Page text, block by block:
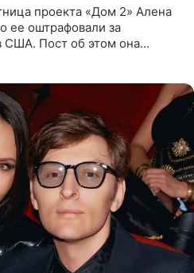
проекта «Дом 2» Алена
ее оштрафовали за
США. Пост об этом она